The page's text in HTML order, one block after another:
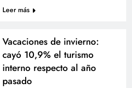
Leer más
Vacaciones de invierno:
cayó 10,9% el turismo
interno respecto al año
pasado